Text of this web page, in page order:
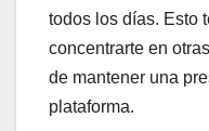
todos los días. Esto
concentrarte en
de mantener una
plataforma.